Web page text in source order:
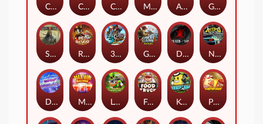
Crystal Robot Coop Clash Chocolate Rocket Marlin Masters Atlantis Aliens Among Us Grug Make Fire
Sand and Ashes Red Rascal™ 3 Cursed Chests™ Great Game Rockies Death Becomes You Nitro Nights
Dandy Diamonds Max Win Machine Le Prechaun Fred's Food Truck Keep 'em Piggy Cluster Hunt